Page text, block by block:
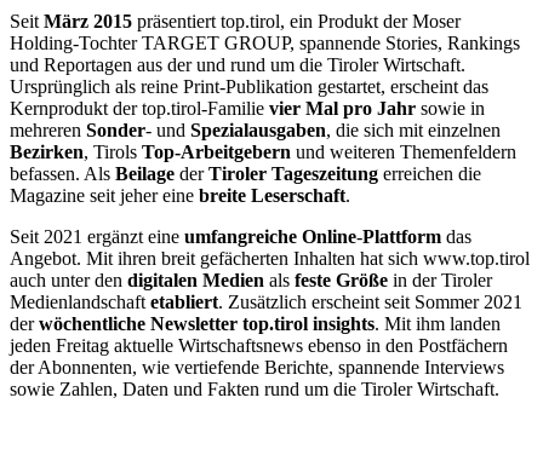
Seit März 2015 präsentiert top.tirol, ein Produkt der Moser
Holding-Tochter TARGET GROUP, spannende Stories, Rankings
und Reportagen aus der und rund um die Tiroler Wirtschaft.
Ursprünglich als reine Print-Publikation gestartet, erscheint das
Kernprodukt der top.tirol-Familie vier Mal pro Jahr sowie in
mehreren Sonder- und Spezialausgaben, die sich mit einzelnen
Bezirken, Tirols Top-Arbeitgebern und weiteren Themenfeldern
befassen. Als Beilage derTiroler Tageszeitung erreichen die
Magazine seit jeher eine breite Leserschaft.
Seit 2021 ergänzt eine umfangreiche Online-Plattform das
Angebot. Mit ihren breit gefächerten Inhalten hat sich www.top.tirol
auch unter den digitalen Medien als feste Größe in der Tiroler
Medienlandschaft etabliert. Zusätzlich erscheint seit Sommer 2021
derwöchentliche Newsletter top.tirol insights. Mit ihm landen
jeden Freitag aktuelle Wirtschaftsnews ebenso in den Postfächern
der Abonnenten, wie vertiefende Berichte, spannende Interviews
sowie Zahlen, Daten und Fakten rund um die Tiroler Wirtschaft.